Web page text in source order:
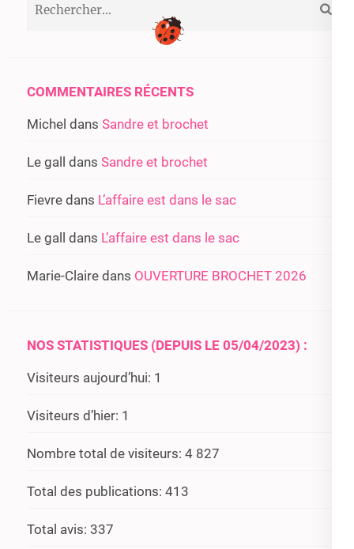
COMMENTAIRES RÉCENTS
Michel dans Sandre et brochet
Le gall dans Sandre et brochet
Fievre dans L’affaire est dans le sac
Le gall dans L’affaire est dans le sac
Marie-Claire dans OUVERTURE BROCHET 2026
NOS STATISTIQUES (DEPUIS LE 05/04/2023) :
Visiteurs aujourd’hui: 1
Visiteurs d’hier: 1
Nombre total de visiteurs: 4 827
Total des publications: 413
Total avis: 337